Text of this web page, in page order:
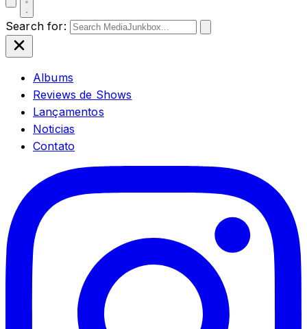
Search for:
Albums
Reviews de Shows
Lançamentos
Noticias
Contato